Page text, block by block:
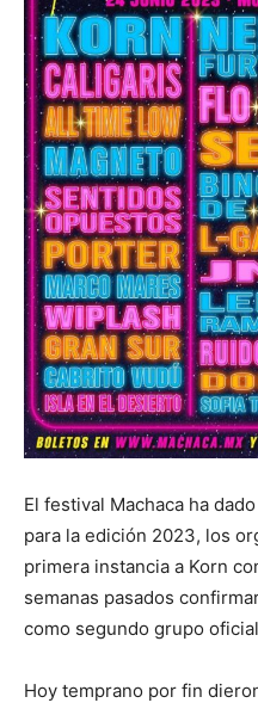
El festival Machaca ha
para la edición 2023, los
primera instancia a Korn
semanas pasados
como segundo grupo
Hoy temprano por fin